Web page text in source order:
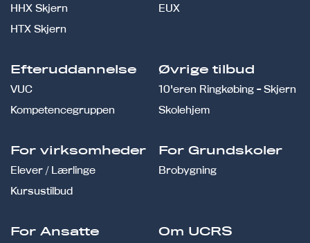
HHX Skjern
HTX Skjern
EUX
Efteruddannelse
VUC
Kompetencegruppen
Øvrige tilbud
10'eren Ringkøbing - Skjern
Skolehjem
For virksomheder
Elever / Lærlinge
Kursustilbud
For Grundskoler
Brobygning
For Ansatte
Om UCRS